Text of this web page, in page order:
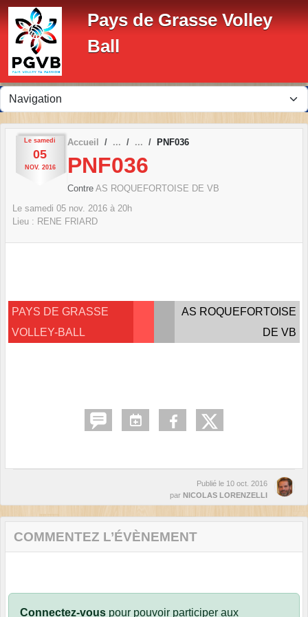
Pays de Grasse Volley
Ball
Le samedi
05
NOV. 2016
Accueil PNF036
PNF036
Contre AS ROQUEFORTOISE DE VB
Le samedi 05 nov. 2016 à 20h
Lieu : RENE FRIARD
PAYS DE GRASSE
VOLLEY-BALL
AS ROQUEFORTOISE
DE VB
Publié le 10 oct. 2016
par NICOLAS LORENZELLI
COMMENTEZ L’ÉVÈNEMENT
Connectez-vous pour pouvoir participer aux
Panneau de gestion des cookies